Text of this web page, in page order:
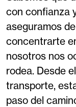
con confianza
aseguramos
concentrarte
nosotros nos
rodea. Desde
transporte,
paso del